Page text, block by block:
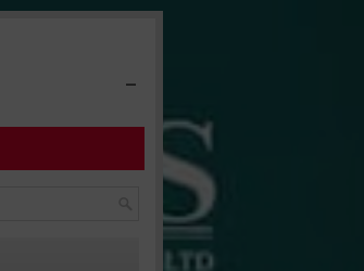
-
சந்தீப் கிஷனின் சோஷியோ ஃபேண்டஸி